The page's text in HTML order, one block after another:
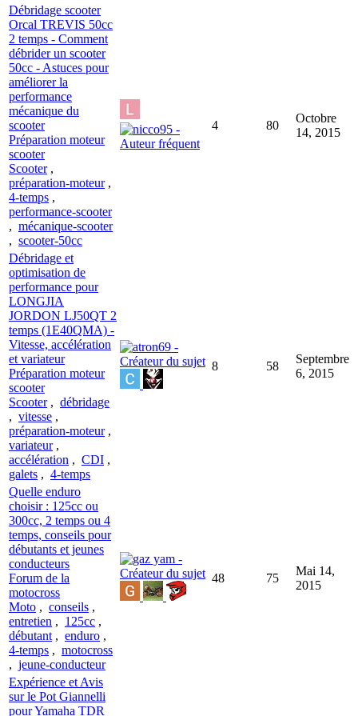
Débridage scooter
Orcal TREVIS 50cc
2 temps - Comment
débrider un scooter
50cc - Astuces pour
améliorer la
performance
mécanique du
scooter
Préparation moteur
scooter
Scooter,
préparation-moteur,
4-temps ,
performance-scooter
, mécanique-scooter
, scooter-50cc
4 80
Octobre
14, 2015
Débridage et
optimisation de
performance pour
LONGJIA
JORDON LJ50QT 2
temps (1E40QMA) -
Vitesse, accélération
et variateur
Préparation moteur
scooter
Scooter, débridage
, vitesse ,
préparation-moteur,
variateur,
accélération , CDI ,
galets , 4-temps
8 58
Septembre
6, 2015
Quelle enduro
choisir : 125cc ou
300cc, 2 temps ou 4
temps, conseils pour
débutants et jeunes
conducteurs
Forum de la
motocross
Moto , conseils ,
entretien , 125cc ,
débutant , enduro ,
4-temps , motocross
, jeune-conducteur
48 75
Mai 14,
2015
Expérience et Avis
sur le Pot Giannelli
pour Yamaha TDR